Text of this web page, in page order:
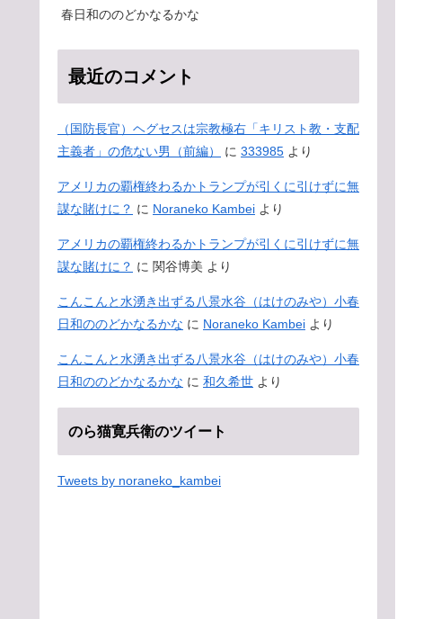
春日和ののどかなるかな
最近のコメント
（国防長官）ヘグセスは宗教極右「キリスト教・支配
主義者」の危ない男（前編）
に 333985 より
アメリカの覇権終わるかトランプが引くに引けずに無
謀な賭けに？ に Noraneko Kambei より
アメリカの覇権終わるかトランプが引くに引けずに無
謀な賭けに？ に 関谷博美 より
こんこんと水湧き出ずる八景水谷（はけのみや）小春
日和ののどかなるかな に Noraneko Kambei より
こんこんと水湧き出ずる八景水谷（はけのみや）小春
日和ののどかなるかな に 和久希世 より
のら猫寛兵衛のツイート
Tweets by noraneko_kambei